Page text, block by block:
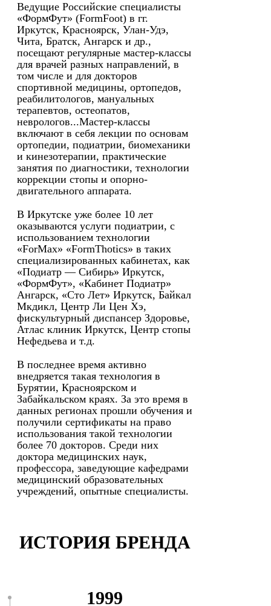
Ведущие Российские специалисты
«ФормФут» (FormFoot) в гг.
Иркутск, Красноярск, Улан-Удэ,
Чита, Братск, Ангарск и др.,
посещают регулярные мастер-классы
для врачей разных направлений, в
том числе и для докторов
спортивной медицины, ортопедов,
реабилитологов, мануальных
терапевтов, остеопатов,
неврологов...Мастер-классы
включают в себя лекции по основам
ортопедии, подиатрии, биомеханики
и кинезотерапии, практические
занятия по диагностики, технологии
коррекции стопы и опорно-
двигательного аппарата.
В Иркутске уже более 10 лет
оказываются услуги подиатрии, с
использованием технологии
«ForMax» «FormThotics» в таких
специализированных кабинетах, как
«Подиатр — Сибирь» Иркутск,
«ФормФут», «Кабинет Подиатр»
Ангарск, «Сто Лет» Иркутск, Байкал
Мкдикл, Центр Ли Цен Хэ,
фискультурный диспансер Здоровье,
Атлас клиник Иркутск, Центр стопы
Нефедьева и т.д.
В последнее время активно
внедряется такая технология в
Бурятии, Красноярском и
Забайкальском краях. За это время в
данных регионах прошли обучения и
получили сертификаты на право
использования такой технологии
более 70 докторов. Среди них
доктора медицинских наук,
профессора, заведующие кафедрами
медицинский образовательных
учреждений, опытные специалисты.
ИСТОРИЯ БРЕНДА
1999